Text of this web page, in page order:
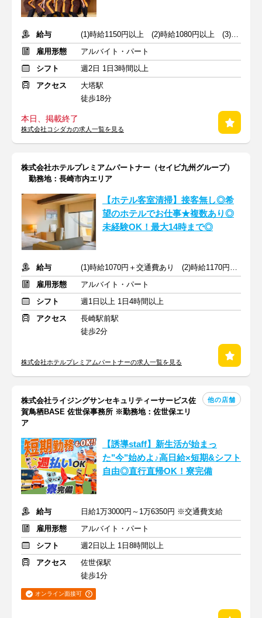
給与
(1)時給1150円以上 (2)時給1080円以上 (3)時給1100円以上
雇用形態
アルバイト・パート
シフト
週2日 1日3時間以上
アクセス
大塔駅
徒歩18分
本日、掲載終了
株式会社コシダカの求人一覧を見る
株式会社ホテルプレミアムパートナー（セイビ九州グループ）
勤務地：長崎市内エリア
【ホテル客室清掃】接客無し◎希
望のホテルでお仕事★複数あり◎
未経験OK！最大14時まで◎
給与
(1)時給1070円＋交通費あり (2)時給1170円＋交通費なし
雇用形態
アルバイト・パート
シフト
週1日以上 1日4時間以上
アクセス
長崎駅前駅
徒歩2分
株式会社ホテルプレミアムパートナーの求人一覧を見る
株式会社ライジングサンセキュリティーサービス佐
賀鳥栖BASE 佐世保事務所 ※勤務地：佐世保エリ
ア
他の店舗
【誘導staff】新生活が始まっ
た"今"始めよ♪高日給×短期&シフト
自由◎直行直帰OK！寮完備
給与
日給1万3000円～1万6350円 ※交通費支給
雇用形態
アルバイト・パート
シフト
週2日以上 1日8時間以上
アクセス
佐世保駅
徒歩1分
オンライン面接可